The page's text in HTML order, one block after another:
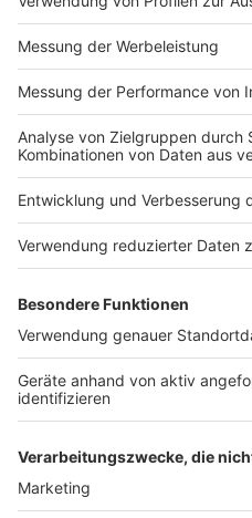
Impressum
Nutzungsbedingungen
Jobs
Presse
Werben
Archiv
ANTENNE BAYERN GROUP
Stiftung ANTENNE BAYERN
hilft
Teilnahmebedingungen